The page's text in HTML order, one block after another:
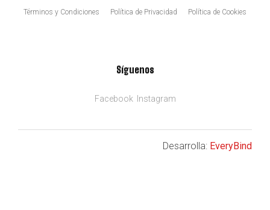
Síguenos
Facebook Instagram
Términos y Condiciones Política de Privacidad Política de Cookies
Desarrolla: EveryBind